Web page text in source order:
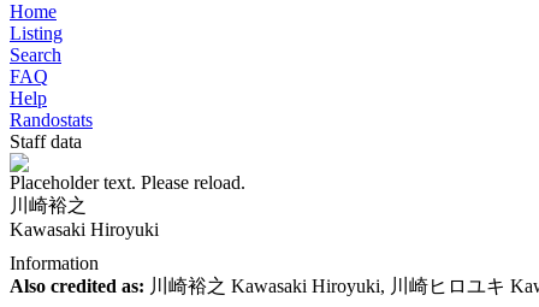
Home
Listing
Search
FAQ
Help
Randostats
Staff data
Placeholder text. Please reload.
川崎裕之
Kawasaki Hiroyuki
Information
Also credited as: 川崎裕之 Kawasaki Hiroyuki, 川崎ヒロユキ